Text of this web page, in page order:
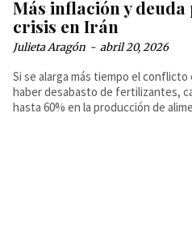
Más inflación y
crisis en Irán
Julieta Aragón - abril 20, 2026
Si se alarga más tiempo el
haber desabasto de fertilizantes,
hasta 60% en la producción de